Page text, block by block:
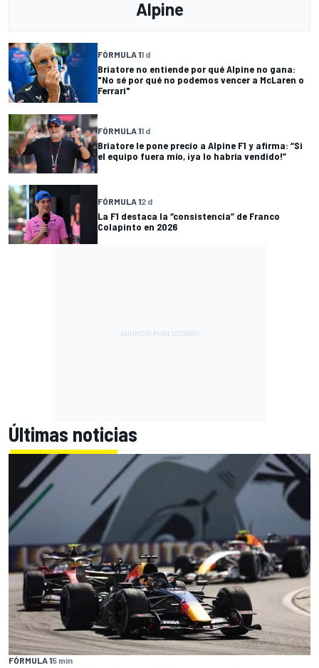
Alpine
FÓRMULA 11 d
Briatore no entiende por qué Alpine no gana:
"No sé por qué no podemos vencer a McLaren o
Ferrari"
FÓRMULA 11 d
Briatore le pone precio a Alpine F1 y afirma: “Si
el equipo fuera mío, ¡ya lo habría vendido!”
FÓRMULA 12 d
La F1 destaca la “consistencia” de Franco
Colapinto en 2026
Últimas noticias
FÓRMULA 15 min